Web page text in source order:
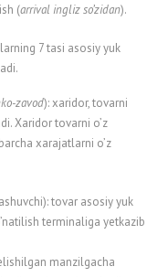
(arrival ingliz so’zidan).
7 tasi asosiy yuk
zavod): xaridor, tovarni
Xaridor tovarni o’z
xarajatlarni o’z
tovar asosiy yuk
terminaliga yetkazib
manzilgacha